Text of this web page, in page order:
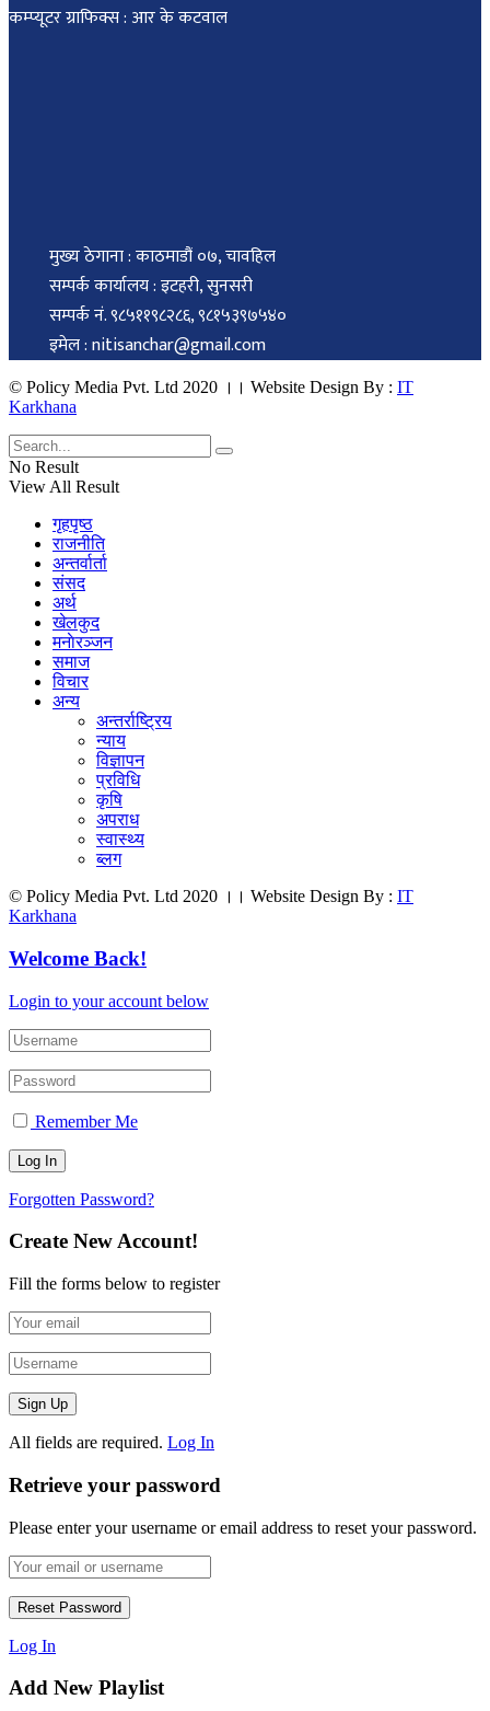
कम्प्यूटर ग्राफिक्स : आर के कटवाल
मुख्य ठेगाना : काठमाडौं ०७, चावहिल
सम्पर्क कार्यालय : इटहरी, सुनसरी
सम्पर्क नं. ९८५११९८२८६, ९८१५३९७५४०
इमेल : nitisanchar@gmail.com
© Policy Media Pvt. Ltd 2020 ।। Website Design By : IT
Karkhana
No Result
View All Result
गृहपृष्ठ
राजनीति
अन्तर्वार्ता
संसद
अर्थ
खेलकुद
मनाेरञ्जन
समाज
विचार
अन्य
अन्तर्राष्ट्रिय
न्याय
विज्ञापन
प्रविधि
कृषि
अपराध
स्वास्थ्य
ब्लग
© Policy Media Pvt. Ltd 2020 ।। Website Design By : IT
Karkhana
Welcome Back!
Login to your account below
Remember Me
Forgotten Password?
Create New Account!
Fill the forms below to register
All fields are required. Log In
Retrieve your password
Please enter your username or email address to reset your password.
Log In
Add New Playlist